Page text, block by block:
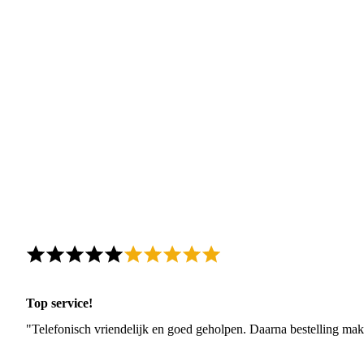
Top service!
"Telefonisch vriendelijk en goed geholpen. Daarna bestelling